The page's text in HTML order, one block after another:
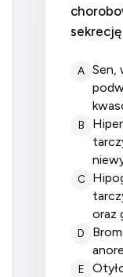
A
sen, wysiłek, stres,
B
hiperglikemia, niedoczynność
C
hipoglikemia, niedoczynność
oraz
D
bromokryptyna, wlew potasu,
E
otyłość, glikokortykosteroidy,